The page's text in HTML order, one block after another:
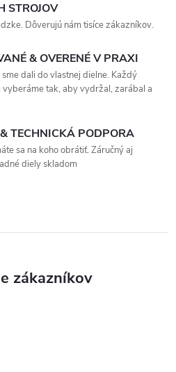
STROJOV
Dôverujú nám tisíce zákazníkov.
& OVERENÉ V PRAXI
dali do vlastnej dielne. Každý
tak, aby vydržal, zarábal a
TECHNICKÁ PODPORA
sa na koho obrátiť. Záručný aj
diely skladom
zákazníkov